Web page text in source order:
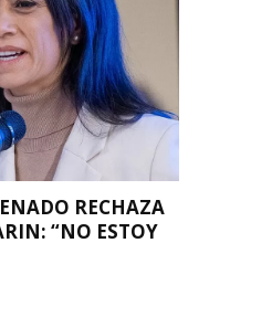
RECHAZA
“NO ESTOY